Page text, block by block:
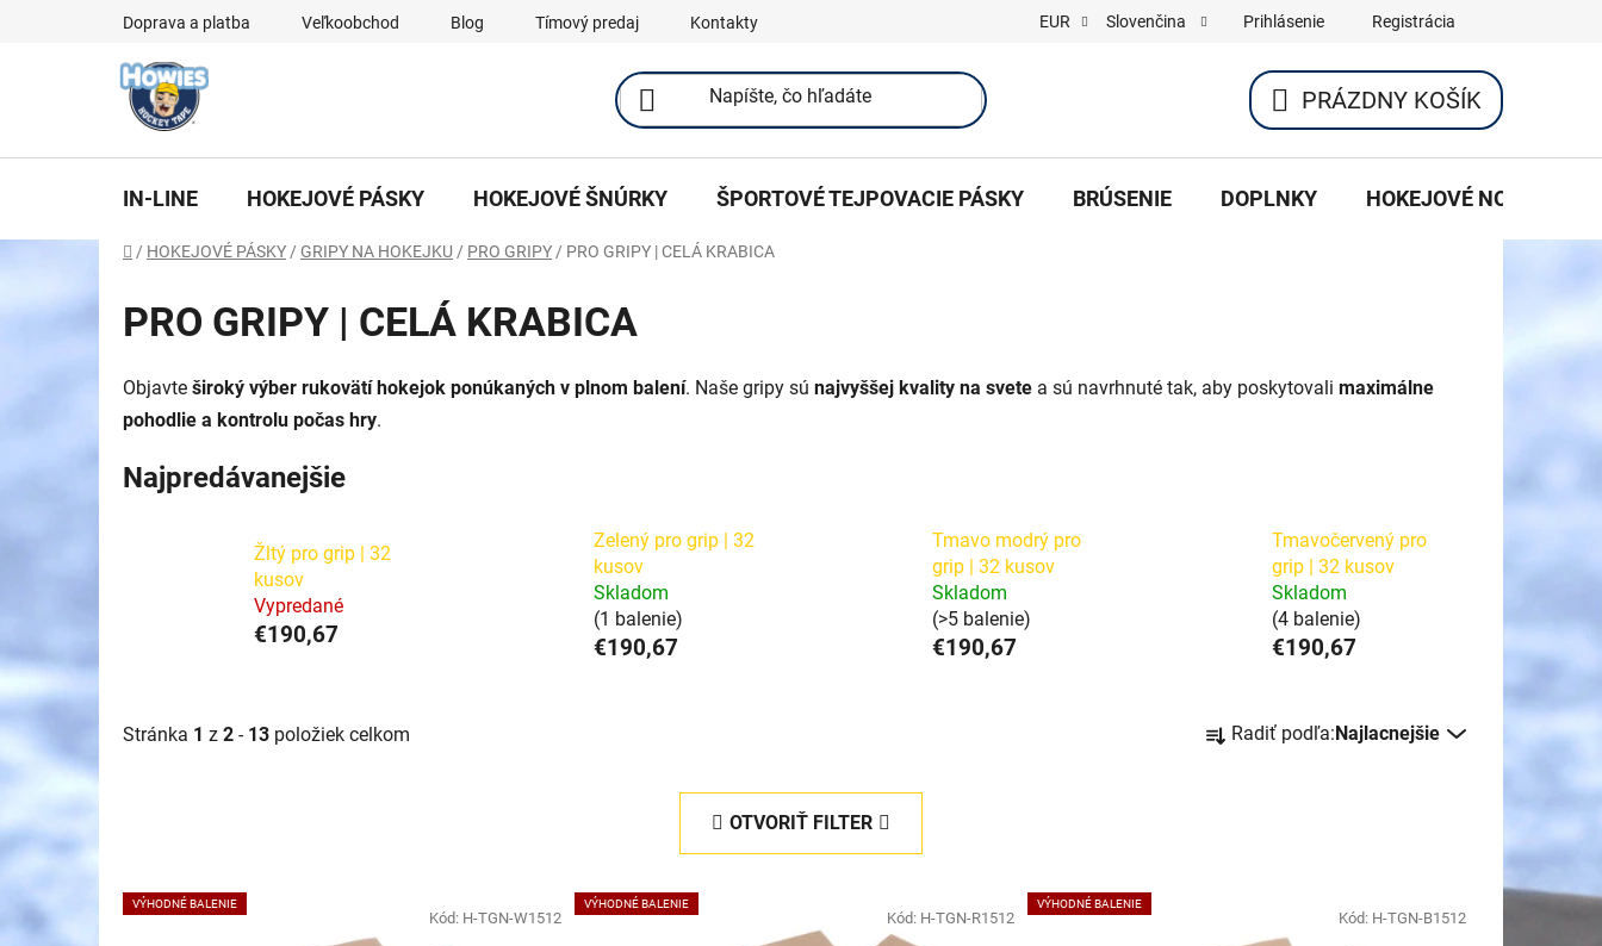
Doprava a platba Veľkoobchod Blog Tímový predaj Kontakty EUR Slovenčina Prihlásenie Registrácia
NÁKUPNÝ
KOŠÍK
PRÁZDNY KOŠÍK
IN-LINE HOKEJOVÉ PÁSKY HOKEJOVÉ ŠNÚRKY ŠPORTOVÉ TEJPOVACIE PÁSKY BRÚSENIE DOPLNKY HOKEJOVÉ NOŽE DO
Domov
/ HOKEJOVÉ PÁSKY / GRIPY NA HOKEJKU / PRO GRIPY / PRO GRIPY | CELÁ KRABICA
PRO GRIPY | CELÁ KRABICA
Objavte široký výber rukovätí hokejok ponúkaných v plnom balení. Naše gripy sú najvyššej kvality na svete a sú navrhnuté tak, aby poskytovali maximálne
pohodlie a kontrolu počas hry.
Najpredávanejšie
Žltý pro grip | 32
kusov
Vypredané
€190,67
Zelený pro grip | 32
kusov
Skladom
(1 balenie)
€190,67
Tmavo modrý pro
grip | 32 kusov
Skladom
(>5 balenie)
€190,67
Tmavočervený pro
grip | 32 kusov
Skladom
(4 balenie)
€190,67
Stránka 1 z 2 - 13 položiek celkom
a
Radiť podľa: Najlacnejšie
OTVORIŤ FILTER
V
ý
VÝHODNÉ BALENIE
Kód: H-TGN-W1512
VÝHODNÉ BALENIE
Kód: H-TGN-R1512
VÝHODNÉ BALENIE
Kód: H-TGN-B1512